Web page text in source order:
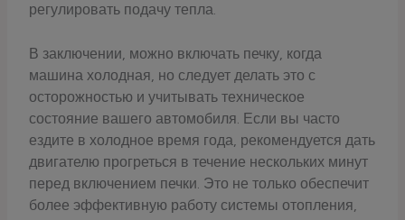
регулировать подачу тепла.
В заключении, можно включать печку, когда
машина холодная, но следует делать это с
осторожностью и учитывать техническое
состояние вашего автомобиля. Если вы часто
ездите в холодное время года, рекомендуется дать
двигателю прогреться в течение нескольких минут
перед включением печки. Это не только обеспечит
более эффективную работу системы отопления,